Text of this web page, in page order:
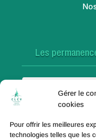
Gérer le
cookies
Pour offrir les meilleures
technologies telles que les
Les
Paris 18e
Paris 20e